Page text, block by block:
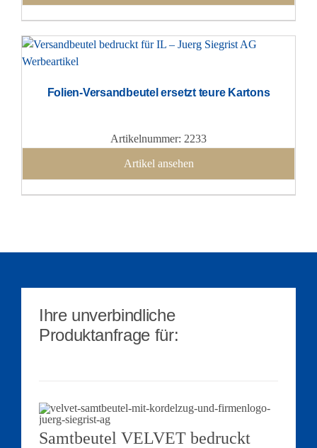
Folien-Versandbeutel ersetzt teure Kartons
Artikelnummer: 2233
Artikel ansehen
Ihre unverbindliche
Produktanfrage für:
Samtbeutel VELVET bedruckt